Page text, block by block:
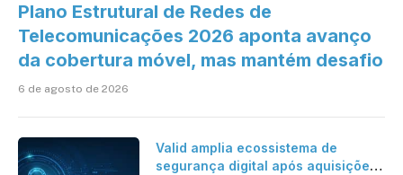
Plano Estrutural de Redes de
Telecomunicações 2026 aponta avanço
da cobertura móvel, mas mantém desafio
6 de agosto de 2026
Valid amplia ecossistema de
segurança digital após aquisições